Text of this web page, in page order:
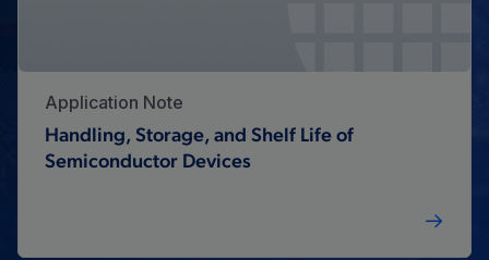
Application Note
Handling, Storage, and Shelf Life of
Semiconductor Devices